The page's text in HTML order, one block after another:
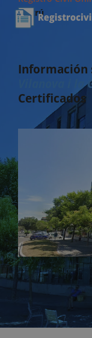
Geltrú
Información
Vilanova i la
Certificados